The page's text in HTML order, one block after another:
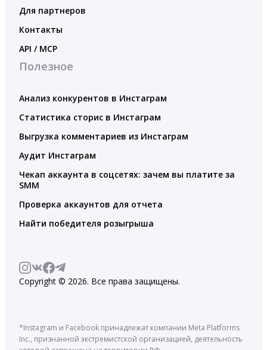
Для партнеров
Контакты
API / MCP
Полезное
Анализ конкурентов в Инстаграм
Статистика сторис в Инстаграм
Выгрузка комментариев из Инстаграм
Аудит Инстаграм
Чекап аккаунта в соцсетях: зачем вы платите за
SMM
Проверка аккаунтов для отчета
Найти победителя розыгрыша
Copyright © 2026. Все права защищены.
*Instagram и Facebook принадлежат компании Meta Platforms
Inc., признанной экстремистской организацией, деятельность